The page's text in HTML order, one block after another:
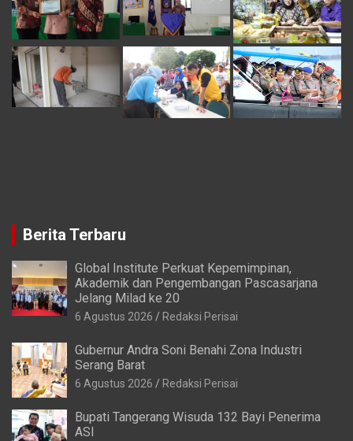
Berita Terbaru
Global Institute Perkuat Kepemimpinan,
Akademik dan Pengembangan Pascasarjana
Jelang Milad ke 20
6 Agustus 2026 Redaksi Perisai
Gubernur Andra Soni Benahi Zona Industri
Serang Barat
6 Agustus 2026 Redaksi Perisai
Bupati Tangerang Wisuda 132 Bayi Penerima
ASI